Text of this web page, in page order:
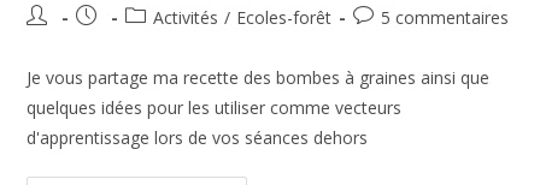
Activités / Ecoles-forêt 5 commentaires
Je vous partage ma recette des bombes à graines ainsi que
quelques idées pour les utiliser comme vecteurs
d'apprentissage lors de vos séances dehors